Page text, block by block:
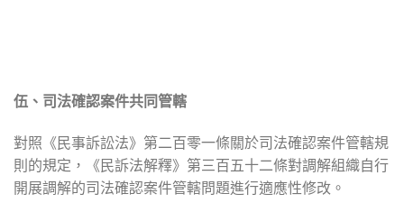
伍、司法確認案件共同管轄
對照《民事訴訟法》第二百零一條關於司法確認案件管轄規
則的規定，《民訴法解釋》第三百五十二條對調解組織自行
開展調解的司法確認案件管轄問題進行適應性修改。